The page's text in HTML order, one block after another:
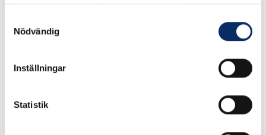
Nödvändig
Inställningar
Statistik
expand_more